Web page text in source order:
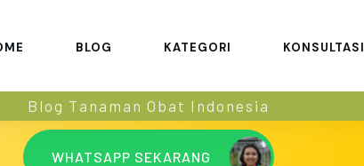
BLOG KATEGORI KONSULTASI
Blog Tanaman Obat Indonesia
WHATSAPP SEKARANG